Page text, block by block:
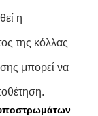
η
της κόλλας
μπορεί να